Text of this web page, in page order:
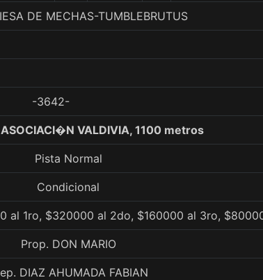
DE MECHAS-TUMBLEBRUTUS
-3642-
VALDIVIA, 1100 metros
Pista Normal
Condicional
al 1ro, $320000 al 2do, $160000 al 3ro,
Prop. DON MARIO
DIAZ AHUMADA FABIAN